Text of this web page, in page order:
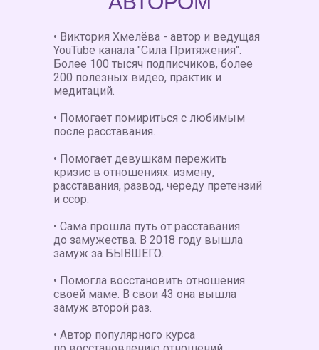
• Виктория Хмелёва - автор и ведущая
YouTube канала "Сила Притяжения".
Более 100 тысяч подписчиков, более
200 полезных видео, практик и
медитаций.
• Помогает помириться с любимым
после расставания.
• Помогает девушкам пережить
кризис в отношениях: измену,
расставания, развод, череду претензий
и ссор.
• Сама прошла путь от расставания
до замужества. В 2018 году вышла
замуж за БЫВШЕГО.
• Помогла восстановить отношения
своей маме. В свои 43 она вышла
замуж второй раз.
• Автор популярного курса